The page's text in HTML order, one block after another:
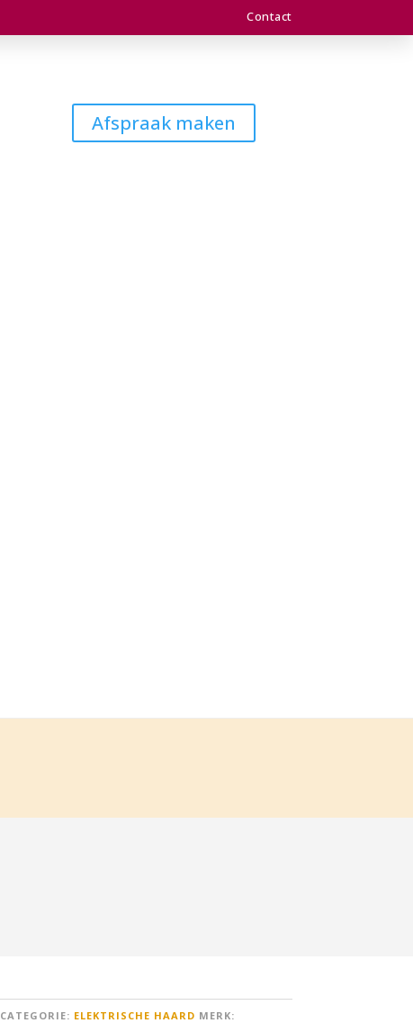
Contact
Afspraak maken
CATEGORIE: ELEKTRISCHE HAARD MERK: